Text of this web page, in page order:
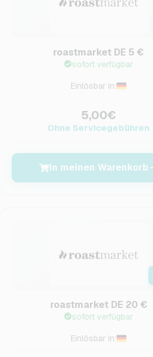
roastmarket DE 5 €
sofort verfügbar
Einlösbar in:
5,00€
Ohne Servicegebühren
In meinen Warenkorb
roastmarket DE 20 €
sofort verfügbar
Einlösbar in: